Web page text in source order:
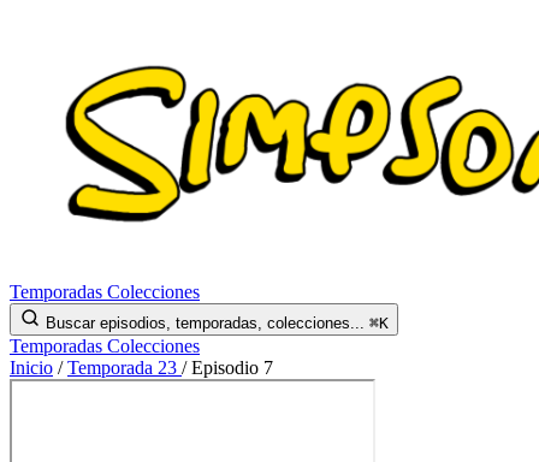
Temporadas Colecciones
Buscar episodios, temporadas, colecciones... ⌘K
Temporadas Colecciones
Inicio / Temporada 23 / Episodio 7